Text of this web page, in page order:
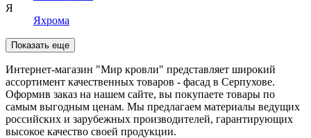
Я
Яхрома
Показать еще
Интернет-магазин "Мир кровли" представляет широкий
ассортимент качественных товаров - фасад в Серпухове.
Оформив заказ на нашем сайте, вы покупаете товары по
самым выгодным ценам. Мы предлагаем материалы ведущих
российских и зарубежных производителей, гарантирующих
высокое качество своей продукции.